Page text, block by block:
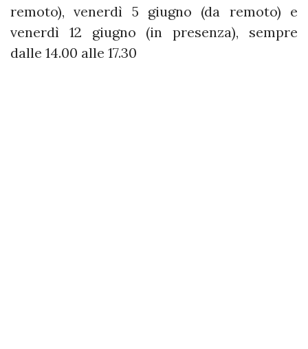
remoto), venerdì 5 giugno (da remoto) e
venerdì 12 giugno (in presenza), sempre
dalle 14.00 alle 17.30